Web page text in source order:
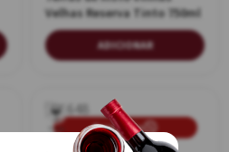
Velhas Reserva Tinto 750ml
ADICIONAR
Promoção